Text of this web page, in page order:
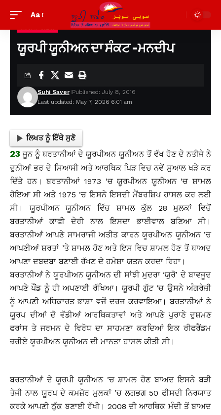
Aa
Suhi Saver>ਪੁਰਾਣੀਆਂ ਲਿਖਤਾਂ ਦੇਖਣ ਲਈ>ਨਜ਼ਰੀਆ view>ਯੂਰਪੀ ਯੂਨੀਅਨ ਦਾ ਸੰਕਟ -ਮਨਦੀਪ
ਯੂਰਪੀ ਯੂਨੀਅਨ ਦਾ ਸੰਕਟ -ਮਨਦੀਪ
Last updated: May 7, 2026 6:01 am
Suhi Saver Published: July 8, 2016
ਲਿਖਤ ਨੂੰ ਇੱਥੇ ਸੁਣੋ
23ਜੂਨ ਨੂੰ ਬਰਤਾਨੀਆਂ ਦੇ ਯੂਰਪੀਅਨ ਯੂਨੀਅਨ ਤੋਂ ਵੱਖ ਹੋਣ ਦੇ ਨਤੀਜੇ ਨੇ
ਦੁਨੀਆਂ ਭਰ ਦੇ ਸਿਆਸੀ ਅਤੇ ਆਰਥਿਕ ਪਿੜ ਵਿਚ ਨਵੇਂ ਸੁਆਲ ਖੜੇ ਕਰ
ਦਿੱਤੇ ਹਨ। ਬਰਤਾਨੀਆਂ 1973 ’ਚ ਯੂਰਪੀਅਨ ਯੂਨੀਅਨ ’ਚ ਸ਼ਾਮਲ
ਹੋਇਆ ਸੀ ਅਤੇ 1975 ’ਚ ਇਸਨੇ ਇਸਦੀ ਮੈਂਬਰਸ਼ਿਪ ਹਾਸਲ ਕਰ ਲਈ
ਸੀ। ਯੂਰਪੀਅਨ ਯੂਨੀਅਨ ਵਿੱਚ ਸ਼ਾਮਲ ਕੁੱਲ 28 ਮੁਲਕਾਂ ਵਿਚੋਂ
ਬਰਤਾਨੀਆਂ ਕਾਫੀ ਦੇਰੀ ਨਾਲ ਇਸਦਾ ਭਾਈਵਾਲ ਬਣਿਆ ਸੀ।
ਬਰਤਾਨੀਆਂ ਆਪਣੇ ਸਾਮਰਾਜੀ ਅਤੀਤ ਕਾਰਨ ਯੂਰਪੀਅਨ ਯੂਨੀਅਨ ’ਚ
ਆਪਣੀਆਂ ਸ਼ਰਤਾਂ ’ਤੇ ਸ਼ਾਮਲ ਹੋਣ ਅਤੇ ਇਸ ਵਿਚ ਸ਼ਾਮਲ ਹੋਣ ਤੋਂ ਬਾਅਦ
ਆਪਣਾ ਦਬਦਬਾ ਬਣਾਈ ਰੱਖਣ ਦੇ ਹਮੇਸ਼ਾ ਯਤਨ ਕਰਦਾ ਰਿਹਾ।
ਬਰਤਾਨੀਆਂ ਨੇ ਯੂਰਪੀਅਨ ਯੂਨੀਅਨ ਦੀ ਸਾਂਝੀ ਮੁਦਰਾ ‘ਯੁਰੋ’ ਦੇ ਬਾਵਜੂਦ
ਆਪਣੇ ਪੌਂਡ ਨੂੰ ਹੀ ਅਪਣਾਈ ਰੱਖਿਆ। ਯੂਰਪੀ ਗੁੱਟ ’ਚ ਉਸਨੇ ਅੰਗਰੇਜ਼ੀ
ਨੂੰ ਆਪਣੀ ਅਧਿਕਾਰਤ ਭਾਸ਼ਾ ਵਜੋਂ ਦਰਜ ਕਰਵਾਇਆ। ਬਰਤਾਨੀਆਂ ਨੇ
ਯੂਰਪ ਦੀਆਂ ਦੋ ਵੱਡੀਆਂ ਆਰਥਿਕਤਾਵਾਂ ਅਤੇ ਆਪਣੇ ਪੁਰਾਣੇ ਦੁਸ਼ਮਣ
ਫਰਾਂਸ ਤੇ ਜਰਮਨ ਦੇ ਵਿਰੋਧ ਦਾ ਸਾਹਮਣਾ ਕਰਦਿਆਂ ਇਕ ਰੀਫਰੈਂਡਮ
ਜ਼ਰੀਏ ਯੂਰਪੀਅਨ ਯੂਨੀਅਨ ਦੀ ਮਾਨਤਾ ਹਾਸਲ ਕੀਤੀ ਸੀ।
ਬਰਤਾਨੀਆਂ ਦੇ ਯੂਰਪੀ ਯੂਨੀਅਨ ’ਚ ਸ਼ਾਮਲ ਹੋਣ ਬਾਅਦ ਇਸਨੇ ਬੜੀ
ਤੇਜੀ ਨਾਲ ਯੂਰਪ ਦੇ ਕਮਜ਼ੋਰ ਮੁਲਕਾਂ ’ਚ ਲਗਭਗ 50 ਫੀਸਦੀ ਨਿਰਯਾਤ
ਕਰਕੇ ਆਪਣੀ ਠੁੱੱਕ ਬਣਾਈ ਰੱਖੀ। 2008 ਦੀ ਆਰਥਿਕ ਮੰਦੀ ਤੋਂ ਬਾਅਦ